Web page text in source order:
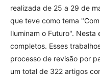
realizada de 25 a 29 de
que teve como tema
Iluminam o Futuro". Nesta
completos. Esses
processo de revisão por
um total de 322 artigos